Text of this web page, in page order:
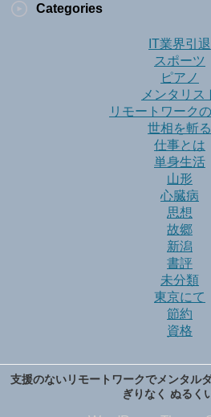
Categories
IT業界引退
スポーツ
ピアノ
メンタリス
リモートワーク
世相を斬る
仕事とは
単身生活
山形
心臓病
思想
故郷
新潟
書評
未分類
東京にて
節約
資格
支援のないリモートワークでメンタル
ぎりなく ぬるく